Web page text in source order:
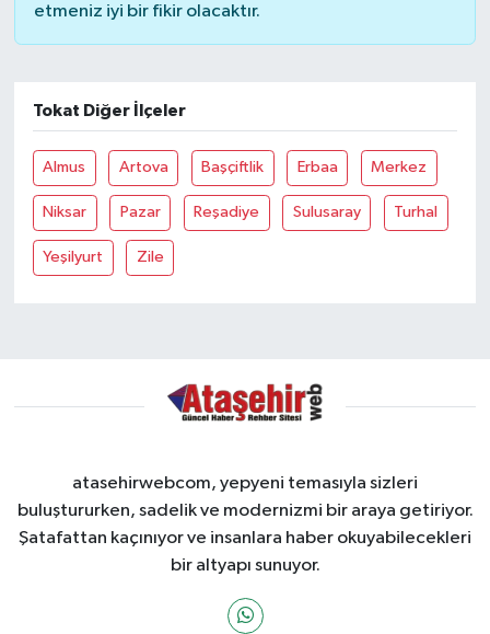
etmeniz iyi bir fikir olacaktır.
Tokat Diğer İlçeler
Almus Artova Başçiftlik Erbaa Merkez
Niksar Pazar Reşadiye Sulusaray Turhal
Yeşilyurt Zile
atasehirwebcom, yepyeni temasıyla sizleri
buluştururken, sadelik ve modernizmi bir araya getiriyor.
Şatafattan kaçınıyor ve insanlara haber okuyabilecekleri
bir altyapı sunuyor.